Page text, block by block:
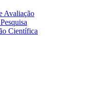
Avaliação
Científica